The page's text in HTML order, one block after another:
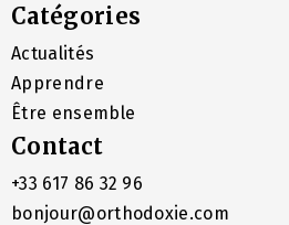
Catégories
Actualités
Apprendre
Être ensemble
Contact
+33 617 86 32 96
bonjour@orthodoxie.com